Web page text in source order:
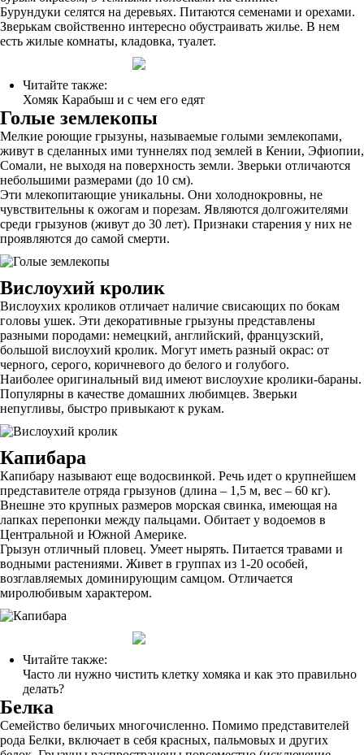
Бурундуки селятся на деревьях. Питаются семенами и орехами.
Зверькам свойственно интересно обустраивать жилье. В нем
есть жилые комнаты, кладовка, туалет.
Читайте также:
Хомяк Карабыш и с чем его едят
Голые землекопы
Мелкие роющие грызуны, называемые голыми землекопами,
живут в сделанных ими туннелях под землей в Кении, Эфиопии,
Сомали, не выходя на поверхность земли. Зверьки отличаются
небольшими размерами (до 10 см).
Эти млекопитающие уникальны. Они холоднокровны, не
чувствительны к ожогам и порезам. Являются долгожителями
среди грызунов (живут до 30 лет). Признаки старения у них не
проявляются до самой смерти.
Вислоухий кролик
Вислоухих кроликов отличает наличие свисающих по бокам
головы ушек. Эти декоративные грызуны представлены
разными породами: немецкий, английский, французский,
большой вислоухий кролик. Могут иметь разный окрас: от
черного, серого, коричневого до белого и голубого.
Наиболее оригинальный вид имеют вислоухие кролики-бараны.
Популярны в качестве домашних любимцев. Зверьки
непугливы, быстро привыкают к рукам.
Капибара
Капибару называют еще водосвинкой. Речь идет о крупнейшем
представителе отряда грызунов (длина – 1,5 м, вес – 60 кг).
Внешне это крупных размеров морская свинка, имеющая на
лапках перепонки между пальцами. Обитает у водоемов в
Центральной и Южной Америке.
Грызун отличный пловец. Умеет нырять. Питается травами и
водными растениями. Живет в группах из 1-20 особей,
возглавляемых доминирующим самцом. Отличается
миролюбивым характером.
Читайте также:
Часто ли нужно чистить клетку хомяка и как это правильно
делать?
Белка
Семейство беличьих многочисленно. Помимо представителей
рода Белки, включает в себя красных, пальмовых и других